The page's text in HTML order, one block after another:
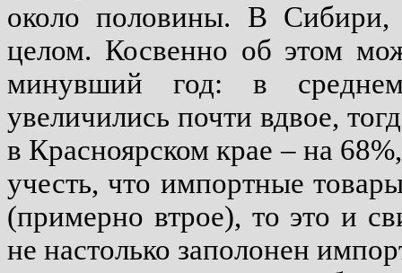
около половины. В
целом. Косвенно об этом
минувший год: в
увеличились почти вдвое,
в Красноярском крае – на
учесть, что импортные
(примерно втрое), то это и
не настолько заполонен